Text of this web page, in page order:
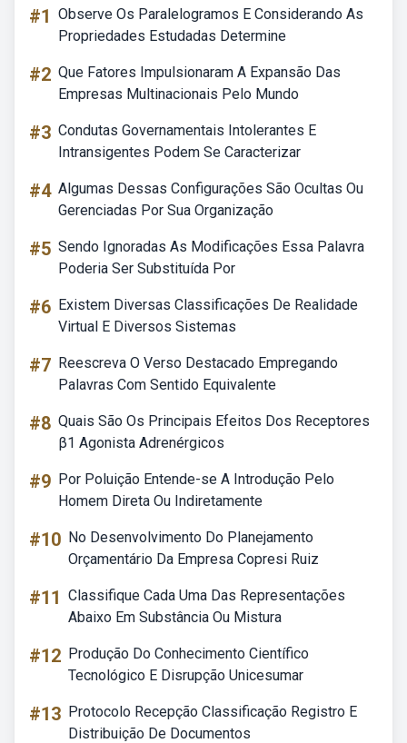
#1 Observe Os Paralelogramos E Considerando As
Propriedades Estudadas Determine
#2 Que Fatores Impulsionaram A Expansão Das
Empresas Multinacionais Pelo Mundo
#3 Condutas Governamentais Intolerantes E
Intransigentes Podem Se Caracterizar
#4 Algumas Dessas Configurações São Ocultas Ou
Gerenciadas Por Sua Organização
#5 Sendo Ignoradas As Modificações Essa Palavra
Poderia Ser Substituída Por
#6 Existem Diversas Classificações De Realidade
Virtual E Diversos Sistemas
#7 Reescreva O Verso Destacado Empregando
Palavras Com Sentido Equivalente
#8 Quais São Os Principais Efeitos Dos Receptores
β1 Agonista Adrenérgicos
#9 Por Poluição Entende-se A Introdução Pelo
Homem Direta Ou Indiretamente
#10 No Desenvolvimento Do Planejamento
Orçamentário Da Empresa Copresi Ruiz
#11 Classifique Cada Uma Das Representações
Abaixo Em Substância Ou Mistura
#12 Produção Do Conhecimento Científico
Tecnológico E Disrupção Unicesumar
#13 Protocolo Recepção Classificação Registro E
Distribuição De Documentos